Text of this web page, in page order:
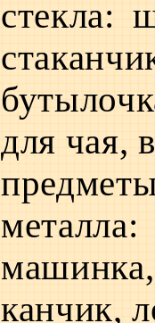
стекла:
для чая,
канчик,